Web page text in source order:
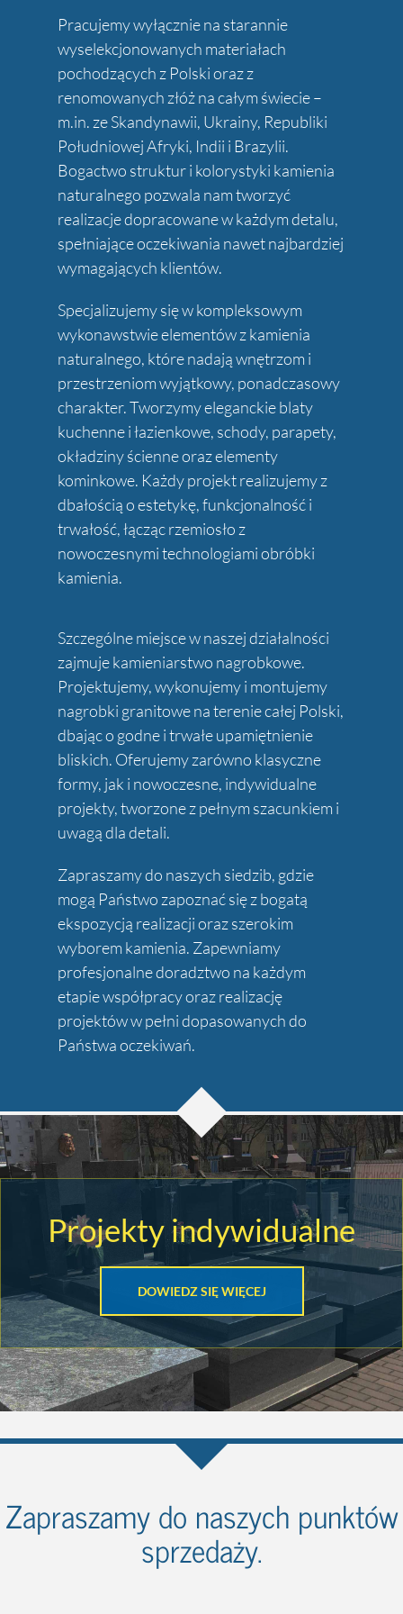
Pracujemy wyłącznie na starannie
wyselekcjonowanych materiałach
pochodzących z Polski oraz z
renomowanych złóż na całym świecie –
m.in. ze Skandynawii, Ukrainy, Republiki
Południowej Afryki, Indii i Brazylii.
Bogactwo struktur i kolorystyki kamienia
naturalnego pozwala nam tworzyć
realizacje dopracowane w każdym detalu,
spełniające oczekiwania nawet najbardziej
wymagających klientów.
Specjalizujemy się w kompleksowym
wykonawstwie elementów z kamienia
naturalnego, które nadają wnętrzom i
przestrzeniom wyjątkowy, ponadczasowy
charakter. Tworzymy eleganckie blaty
kuchenne i łazienkowe, schody, parapety,
okładziny ścienne oraz elementy
kominkowe. Każdy projekt realizujemy z
dbałością o estetykę, funkcjonalność i
trwałość, łącząc rzemiosło z
nowoczesnymi technologiami obróbki
kamienia.
Szczególne miejsce w naszej działalności
zajmuje kamieniarstwo nagrobkowe.
Projektujemy, wykonujemy i montujemy
nagrobki granitowe na terenie całej Polski,
dbając o godne i trwałe upamiętnienie
bliskich. Oferujemy zarówno klasyczne
formy, jak i nowoczesne, indywidualne
projekty, tworzone z pełnym szacunkiem i
uwagą dla detali.
Zapraszamy do naszych siedzib, gdzie
mogą Państwo zapoznać się z bogatą
ekspozycją realizacji oraz szerokim
wyborem kamienia. Zapewniamy
profesjonalne doradztwo na każdym
etapie współpracy oraz realizację
projektów w pełni dopasowanych do
Państwa oczekiwań.
Projekty indywidualne
DOWIEDZ SIĘ WIĘCEJ
Zapraszamy do naszych punktów
sprzedaży.